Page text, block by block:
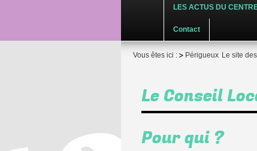
LES ACTUS DU
Contact
Vous êtes ici : Périgueux Le site
Le Conseil
Pour qui ?